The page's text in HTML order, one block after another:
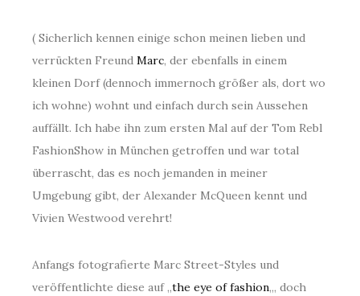
( Sicherlich kennen einige schon meinen lieben und
verrückten Freund Marc, der ebenfalls in einem
kleinen Dorf (dennoch immernoch größer als, dort wo
ich wohne) wohnt und einfach durch sein Aussehen
auffällt. Ich habe ihn zum ersten Mal auf der Tom Rebl
FashionShow in München getroffen und war total
überrascht, das es noch jemanden in meiner
Umgebung gibt, der Alexander McQueen kennt und
Vivien Westwood verehrt!
Anfangs fotografierte Marc Street-Styles und
veröffentlichte diese auf „the eye of fashion„, doch